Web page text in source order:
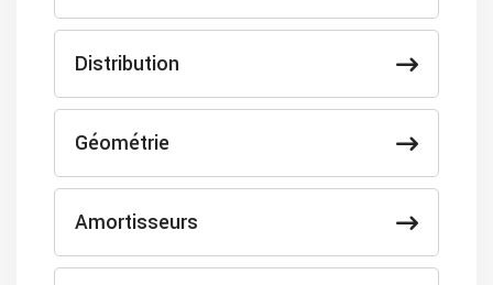
Distribution
Géométrie
Amortisseurs